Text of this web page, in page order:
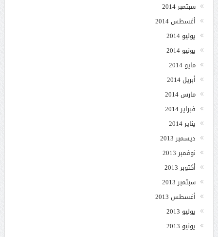
سبتمبر 2014
أغسطس 2014
يوليو 2014
يونيو 2014
مايو 2014
أبريل 2014
مارس 2014
فبراير 2014
يناير 2014
ديسمبر 2013
نوفمبر 2013
أكتوبر 2013
سبتمبر 2013
أغسطس 2013
يوليو 2013
يونيو 2013